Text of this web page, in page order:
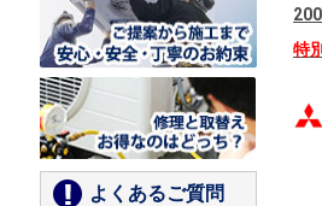
よくあるご質問
特